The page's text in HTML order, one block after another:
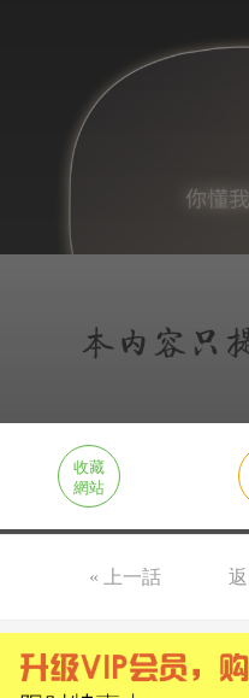
收藏
網站
« 上一話